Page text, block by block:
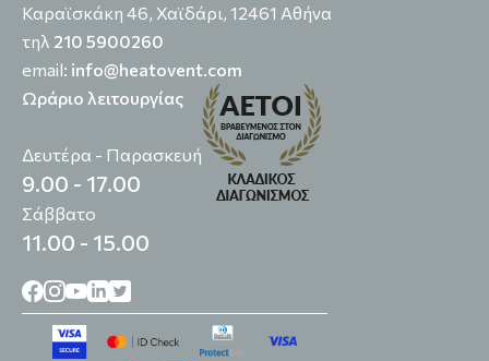
Καραϊσκάκη 46, Χαϊδάρι, 12461 Αθήνα
τηλ 210 5900260
email: info@heatovent.com
Ωράριο λειτουργίας
Δευτέρα - Παρασκευή
9.00 - 17.00
Σάββατο
11.00 - 15.00